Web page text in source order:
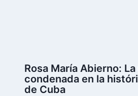
Rosa María Abierno:
condenada en la
de Cuba